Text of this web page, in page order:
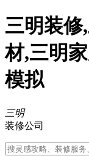
三明装修
材,三明
模拟
三明
装修公司